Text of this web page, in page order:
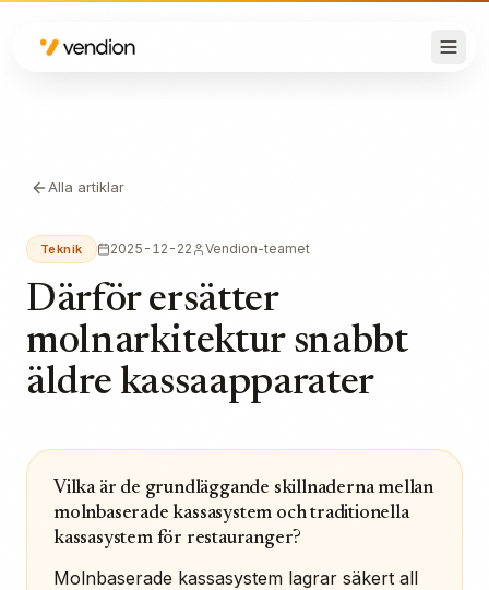
Alla artiklar
Teknik 2025-12-22 Vendion-teamet
Därför ersätter
molnarkitektur snabbt
äldre kassaapparater
Vilka är de grundläggande skillnaderna mellan
molnbaserade kassasystem och traditionella
kassasystem för restauranger?
Molnbaserade kassasystem lagrar säkert all